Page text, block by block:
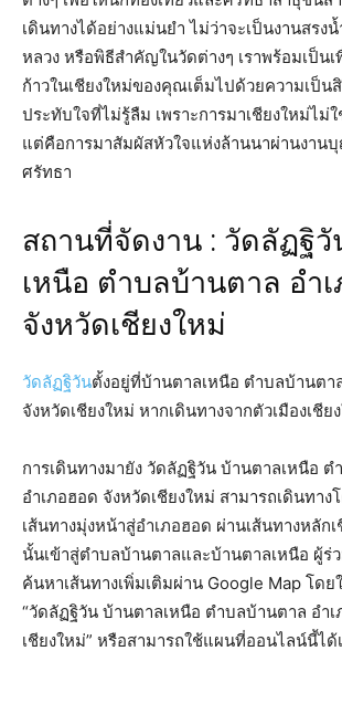
เดินทางได้อย่างแม่นยำ ไม่ว่าจะเป็นงานสรง
หลวง หรือพิธีสำคัญในวัดต่างๆ เราพร้อมเป็น
ก้าวในเชียงใหม่ของคุณเต็มไปด้วยความเป็น
ประทับใจที่ไม่รู้ลืม เพราะการมาเชียงใหม่ไม่
แต่คือการมาสัมผัสหัวใจแห่งล้านนาผ่านงาน
ศรัทธา
สถานที่จัดงาน : วัดลัฏฐิ
เหนือ ตำบลบ้านตาล อำ
จังหวัดเชียงใหม่
วัดลัฏฐิวันตั้งอยู่ที่บ้านตาลเหนือ ตำบลบ้านตา
จังหวัดเชียงใหม่ หากเดินทางจากตัวเมืองเชีย
การเดินทางมายัง วัดลัฏฐิวัน บ้านตาลเหนือ
อำเภอฮอด จังหวัดเชียงใหม่ สามารถเดินทา
เส้นทางมุ่งหน้าสู่อำเภอฮอด ผ่านเส้นทางหลัก
นั้นเข้าสู่ตำบลบ้านตาลและบ้านตาลเหนือ ผู้ร่
ค้นหาเส้นทางเพิ่มเติมผ่าน Google Map โด
“วัดลัฏฐิวัน บ้านตาลเหนือ ตำบลบ้านตาล อำ
เชียงใหม่” หรือสามารถใช้แผนที่ออนไลน์นี้ได้